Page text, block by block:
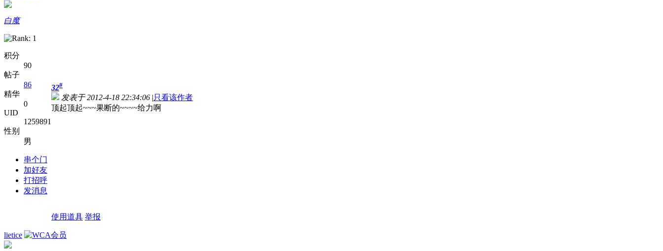
白魔
积分
90
帖子
86
精华
0
UID
1259891
性别
男
串个门
加好友
打招呼
发消息
32#
发表于 2012-4-18 22:34:06 |只看该作者
顶起顶起~~~果断的~~~~给力啊
使用道具 举报
lietice